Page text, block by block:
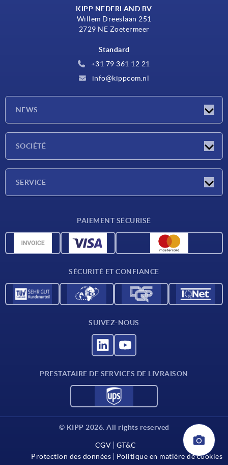
KIPP NEDERLAND BV
Willem Dreeslaan 251
2729 NE Zoetermeer
Standard
+31 79 361 12 21
info@kippcom.nl
NEWS
SOCIÉTÉ
SERVICE
Données CAO
PAIEMENT SÉCURISÉ
SÉCURITÉ ET CONFIANCE
SUIVEZ-NOUS
PRESTATAIRE DE SERVICES DE LIVRAISON
© KIPP 2026. All rights reserved
CGV
GT&C
Protection des données
Politique en matière de cookies